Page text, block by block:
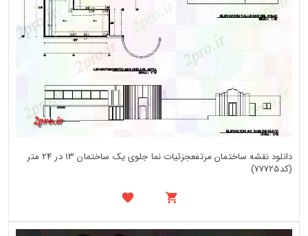
دانلود نقشه ساختمان مرتفعجزئیات نما جلوی یک ساختمان 13 در 24 متر
(کد77725)